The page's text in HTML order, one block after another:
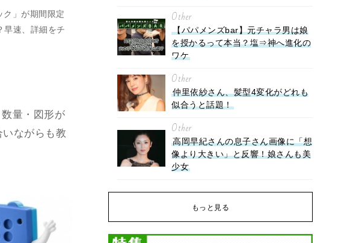
」が期間限定
早速、詳細をチ
量・図形が
ながらも教
Other
【パパメンズbar】元チャラ男は娘
を授かるって本当？塩⇒神へ進化の
ワケ
Other
仲里依紗さん、髪型4変化がどれも
似合うと話題！
Other
高岡早紀さんの息子さん画像に「想
像より大きい」と反響！娘さんも美
少女
もっと見る